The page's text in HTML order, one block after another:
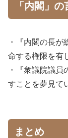
「内閣」
・『内閣の長
命する権限を有
・『衆議院議
すことを夢見て
まとめ